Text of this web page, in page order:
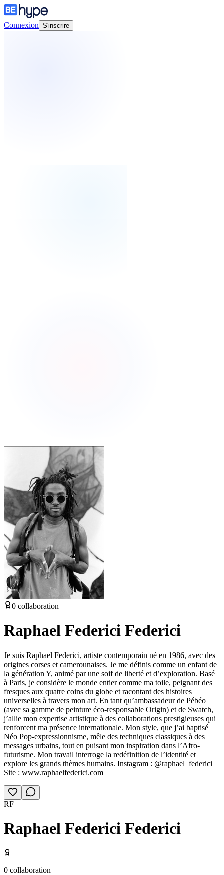
Connexion S'inscrire
0 collaboration
Raphael Federici Federici
Je suis Raphael Federici, artiste contemporain né en 1986, avec des
origines corses et camerounaises. Je me définis comme un enfant de
la génération Y, animé par une soif de liberté et d’exploration. Basé
à Paris, je considère le monde entier comme ma toile, peignant des
fresques aux quatre coins du globe et racontant des histoires
universelles à travers mon art. En tant qu’ambassadeur de Pébéo
(avec sa gamme de peinture éco-responsable Origin) et de Swatch,
j’allie mon expertise artistique à des collaborations prestigieuses qui
renforcent ma présence internationale. Mon style, que j’ai baptisé
Néo Pop-expressionnisme, mêle des techniques classiques à des
messages urbains, tout en puisant mon inspiration dans l’Afro-
futurisme. Mon travail interroge la redéfinition de l’identité et
explore les grands thèmes humains. Instagram : @raphael_federici
Site : www.raphaelfederici.com
RF
Raphael Federici Federici
0 collaboration